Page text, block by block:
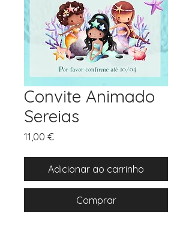
Convite Animado
Sereias
11,00 €Preço
Adicionar ao carrinho
Comprar